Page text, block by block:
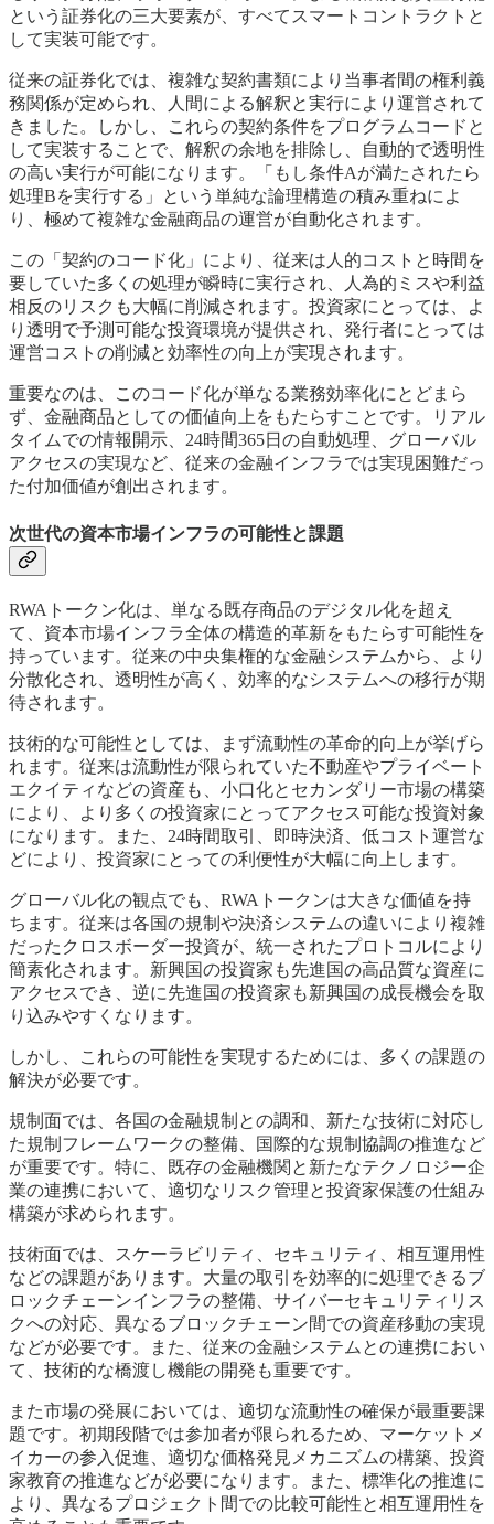
という証券化の三大要素が、すべてスマートコントラクトと
して実装可能です。
従来の証券化では、複雑な契約書類により当事者間の権利義
務関係が定められ、人間による解釈と実行により運営されて
きました。しかし、これらの契約条件をプログラムコードと
して実装することで、解釈の余地を排除し、自動的で透明性
の高い実行が可能になります。「もし条件Aが満たされたら
処理Bを実行する」という単純な論理構造の積み重ねによ
り、極めて複雑な金融商品の運営が自動化されます。
この「契約のコード化」により、従来は人的コストと時間を
要していた多くの処理が瞬時に実行され、人為的ミスや利益
相反のリスクも大幅に削減されます。投資家にとっては、よ
り透明で予測可能な投資環境が提供され、発行者にとっては
運営コストの削減と効率性の向上が実現されます。
重要なのは、このコード化が単なる業務効率化にとどまら
ず、金融商品としての価値向上をもたらすことです。リアル
タイムでの情報開示、24時間365日の自動処理、グローバル
アクセスの実現など、従来の金融インフラでは実現困難だっ
た付加価値が創出されます。
次世代の資本市場インフラの可能性と課題
RWAトークン化は、単なる既存商品のデジタル化を超え
て、資本市場インフラ全体の構造的革新をもたらす可能性を
持っています。従来の中央集権的な金融システムから、より
分散化され、透明性が高く、効率的なシステムへの移行が期
待されます。
技術的な可能性としては、まず流動性の革命的向上が挙げら
れます。従来は流動性が限られていた不動産やプライベート
エクイティなどの資産も、小口化とセカンダリー市場の構築
により、より多くの投資家にとってアクセス可能な投資対象
になります。また、24時間取引、即時決済、低コスト運営な
どにより、投資家にとっての利便性が大幅に向上します。
グローバル化の観点でも、RWAトークンは大きな価値を持
ちます。従来は各国の規制や決済システムの違いにより複雑
だったクロスボーダー投資が、統一されたプロトコルにより
簡素化されます。新興国の投資家も先進国の高品質な資産に
アクセスでき、逆に先進国の投資家も新興国の成長機会を取
り込みやすくなります。
しかし、これらの可能性を実現するためには、多くの課題の
解決が必要です。
規制面では、各国の金融規制との調和、新たな技術に対応し
た規制フレームワークの整備、国際的な規制協調の推進など
が重要です。特に、既存の金融機関と新たなテクノロジー企
業の連携において、適切なリスク管理と投資家保護の仕組み
構築が求められます。
技術面では、スケーラビリティ、セキュリティ、相互運用性
などの課題があります。大量の取引を効率的に処理できるブ
ロックチェーンインフラの整備、サイバーセキュリティリス
クへの対応、異なるブロックチェーン間での資産移動の実現
などが必要です。また、従来の金融システムとの連携におい
て、技術的な橋渡し機能の開発も重要です。
また市場の発展においては、適切な流動性の確保が最重要課
題です。初期段階では参加者が限られるため、マーケットメ
イカーの参入促進、適切な価格発見メカニズムの構築、投資
家教育の推進などが必要になります。また、標準化の推進に
より、異なるプロジェクト間での比較可能性と相互運用性を